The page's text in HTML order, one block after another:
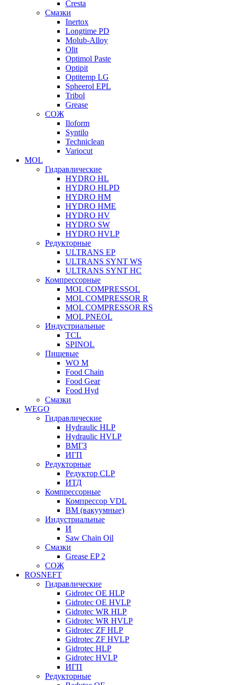
Cresta
Смазки
Inertox
Longtime PD
Molub-Alloy
Olit
Optimol Paste
Optipit
Optitemp LG
Spheerol EPL
Tribol
Grease
СОЖ
Iloform
Syntilo
Techniclean
Variocut
MOL
Гидравлические
HYDRO HL
HYDRO HLPD
HYDRO HM
HYDRO HME
HYDRO HV
HYDRO SW
HYDRO HVLP
Редукторные
ULTRANS EP
ULTRANS SYNT WS
ULTRANS SYNT HC
Компрессорные
MOL COMPRESSOL
MOL COMPRESSOR R
MOL COMPRESSOR RS
MOL PNEOL
Индустриальные
TCL
SPINOL
Пищевые
WO M
Food Chain
Food Gear
Food Hyd
Смазки
WEGO
Гидравлические
Hydraulic HLP
Hydraulic HVLP
ВМГЗ
ИГП
Редукторные
Редуктор CLP
ИТД
Компрессорные
Компрессор VDL
ВМ (вакуумные)
Индустриальные
И
Saw Chain Oil
Смазки
Grease EP 2
СОЖ
ROSNEFT
Гидравлические
Gidrotec OE HLP
Gidrotec OE HVLP
Gidrotec WR HLP
Gidrotec WR HVLP
Gidrotec ZF HLP
Gidrotec ZF HVLP
Gidrotec HLP
Gidrotec HVLP
ИГП
Редукторные